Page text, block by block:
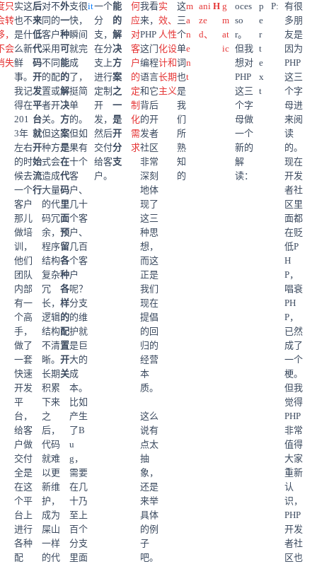
有很
多朋
友是
因为
PHP
这三
个字
母进
来阅
读
的。
现在
开发
者社
区里
面都
在贬
低P
H
P，
唱衰
PH
P，
已然
成了
一个
梗。
但我
觉得
PHP
非常
值得
大家
重新
认
识，
PHP
开发
者社
区也
P:
p
e
r
t
e
x
t
oces
so
r。
但我
想对
PHP
这三
个字
母做
一个
新的
解
读：
g
m
at
ic
H
ani
ze
d、
m
a
n
e
n
t
这
三
个
单
词
也
是
我
们
所
熟
知
的
实
效、
人性
化设
计和
长期
主义
我看
来，
PHP
这门
编程
语言
和它
背后
的开
发者
社区
非常
深刻
地体
现了
这三
种思
想，
而这
正是
我们
现在
提倡
的回
归的
经营
本
质。
这么
说有
点太
抽
象，
还是
来举
具体
的例
子
吧。
何
应
对
客
户
的
定
制
化
需
求
能
的
解
决
方
案
之
一
是
开
分
支
一个
分
支，
在分
支上
进行
定制
开
发，
然后
交付
给客
户。
it
支很
快，
瞬间
就完
成
了，
挺简
单
的。
但如
果有
十个
客
户、
几十
个客
户、
几百
个客
户
呢？
分支
的维
护就
是巨
大的
成
本。
比如
产生
了B
u
g，
需要
在几
十乃
至上
百个
分支
里面
外
一
种
可
能
的
解
决
方
案
是
在
代
码
里
面
预
留
各
种
各
样
的
配
置
开
关
对不
同的
客户
采用
不同
的配
置或
者开
关。
但这
种方
式会
造成
大量
的代
码冗
余，
程序
结构
复杂
冗
长，
逻辑
结构
不清
晰。
长期
积累
下来
之
后，
代码
就难
以更
新维
护，
成为
屎山
一样
的代
后
来
低
代
码
开
发
平
台
就
开
始
流
行
实这
也不
是什
么新
鲜
事。
我记
得在
201
3年
左右
的时
候去
一个
客户
那儿
做培
训，
他们
团队
内部
有一
个高
手，
做了
一套
快速
开发
平
台，
给客
户做
交付
全是
在这
个平
台上
进行
各种
配
只
转
，
会
失